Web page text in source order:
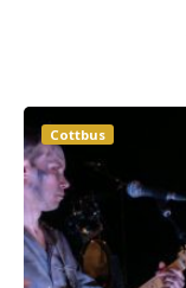
Cottbus